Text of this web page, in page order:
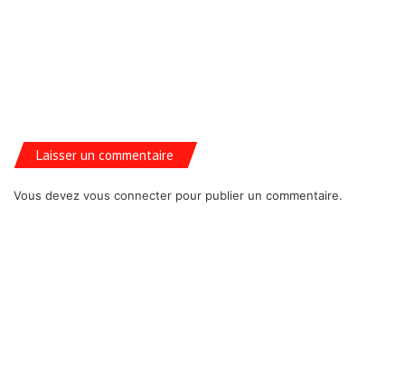
Laisser un commentaire
Vous devez vous connecter pour publier un commentaire.